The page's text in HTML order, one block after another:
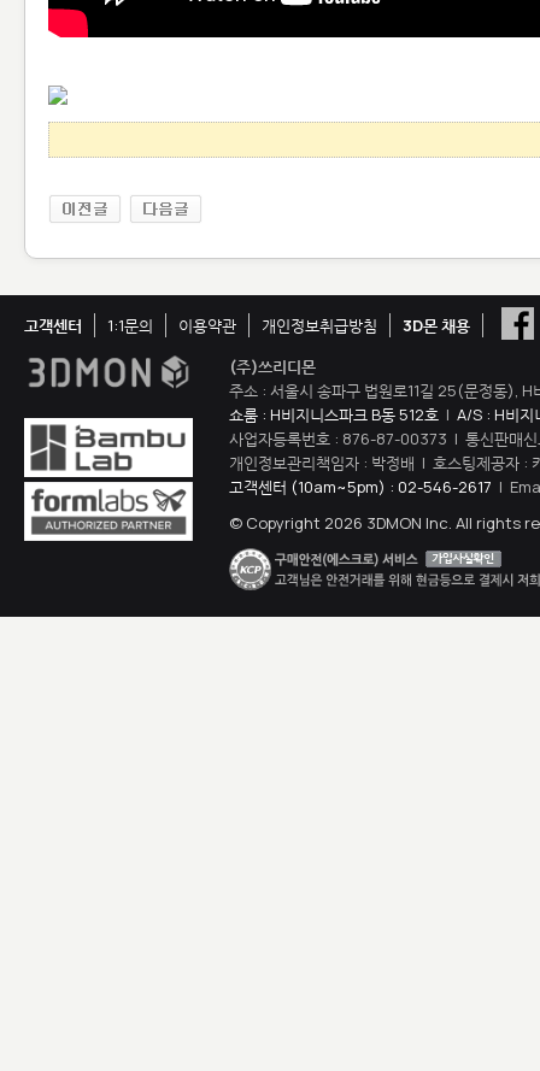
고객센터 1:1문의 이용약관 개인정보취급방침
3D몬 채용
(주)쓰리디몬
주소 : 서울시 송파구 법원로11길 25(문정동),
쇼룸 : H비지니스파크 B동 512호 | A/S : H비지
사업자등록번호 : 876-87-00373 | 통신판매
개인정보관리책임자 : 박정배 | 호스팅제공자 :
고객센터 (10am~5pm) : 02-546-2617 |
© Copyright 2026 3DMON Inc. All rights